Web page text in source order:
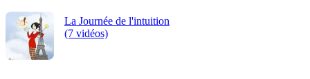
La Journée de l'intuition
(7 vidéos)